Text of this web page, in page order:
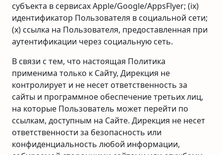
субъекта в сервисах Apple/Google/AppsFlyer; (ix)
идентификатор Пользователя в социальной сети;
(x) ссылка на Пользователя, предоставленная при
аутентификации через социальную сеть.
В связи с тем, что настоящая Политика
применима только к Сайту, Дирекция не
контролирует и не несет ответственность за
сайты и программное обеспечение третьих лиц,
на которые Пользователь может перейти по
ссылкам, доступным на Сайте. Дирекция не несет
ответственности за безопасность или
конфиденциальность любой информации,